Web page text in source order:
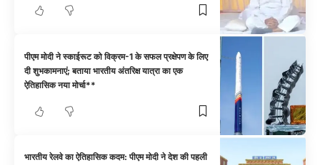
पीएम मोदी ने स्काईरूट को विक्रम-1 के सफल प्रक्षेपण के लिए
दी शुभकामनाएं; बताया भारतीय अंतरिक्ष यात्रा का एक
ऐतिहासिक नया मोर्चा**
भारतीय रेलवे का ऐतिहासिक कदम: पीएम मोदी ने देश की पहली